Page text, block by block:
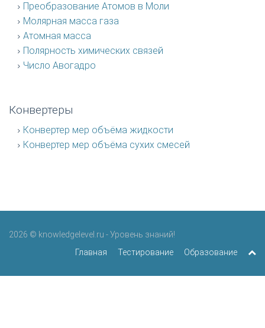
Преобразование Атомов в Моли
Молярная масса газа
Атомная масса
Полярность химических связей
Число Авогадро
Конвертеры
Конвертер мер объёма жидкости
Конвертер мер объёма сухих смесей
2026 © knowledgelevel.ru - Уровень знаний!
Главная
Тестирование Образование